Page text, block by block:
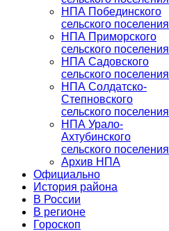
НПА Побединского
сельского поселения
НПА Приморского
сельского поселения
НПА Садовского
сельского поселения
НПА Солдатско-
Степновского
сельского поселения
НПА Урало-
Ахтубинского
сельского поселения
Архив НПА
Официально
История района
В России
В регионе
Гороскоп